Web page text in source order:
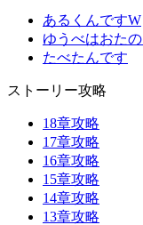
あるくんですW
ゆうべはおた
たべたんです
ストーリー攻略
18章攻略
17章攻略
16章攻略
15章攻略
14章攻略
13章攻略